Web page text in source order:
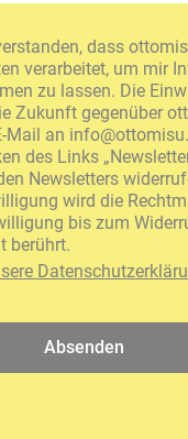
Absenden
dass
verarbeitet, um mir
zu lassen. Die
Zukunft gegenüber
Mail an
des Links
Newsletters
wird die
bis zum
berührt.